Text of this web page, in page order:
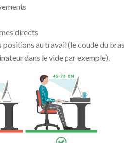
directs
positions au travail (le coude du bras
dans le vide par exemple).